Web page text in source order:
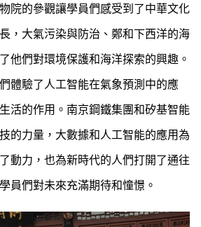
院的參觀讓學員們感受到了中華文化
，大氣污染與防治、鄭和下西洋的海
他們對環境保護和海洋探索的興趣。
體驗了人工智能在氣象預測中的應
活的作用。南京鋼鐵集團和矽基智能
的力量，大數據和人工智能的應用為
動力，也為新時代的人們打開了通往
員們對未來充滿期待和憧憬。